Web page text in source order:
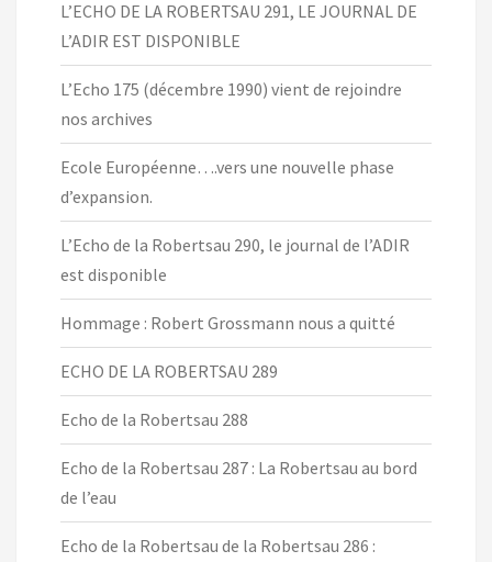
L’ECHO DE LA ROBERTSAU 291, LE JOURNAL DE
L’ADIR EST DISPONIBLE
L’Echo 175 (décembre 1990) vient de rejoindre
nos archives
Ecole Européenne….vers une nouvelle phase
d’expansion.
L’Echo de la Robertsau 290, le journal de l’ADIR
est disponible
Hommage : Robert Grossmann nous a quitté
ECHO DE LA ROBERTSAU 289
Echo de la Robertsau 288
Echo de la Robertsau 287 : La Robertsau au bord
de l’eau
Echo de la Robertsau de la Robertsau 286 :